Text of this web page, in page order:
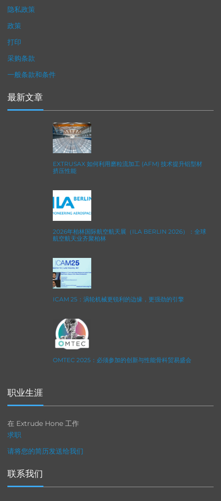
隐私政策
政策
打印
采购条款
一般条款和条件
最新文章
EXTRUSAX 如何利用磨粒流加工 (AFM) 技术提升铝型材
挤压性能
2026年柏林国际航空航天展（ILA BERLIN 2026）：全球
航空航天业齐聚柏林
ICAM 25：涡轮机械更锐利的边缘，更强劲的引擎
OMTEC 2025：必须参加的创新与性能骨科贸易盛会
职业生涯
在 Extrude Hone 工作
求职
请将您的简历发送给我们
联系我们